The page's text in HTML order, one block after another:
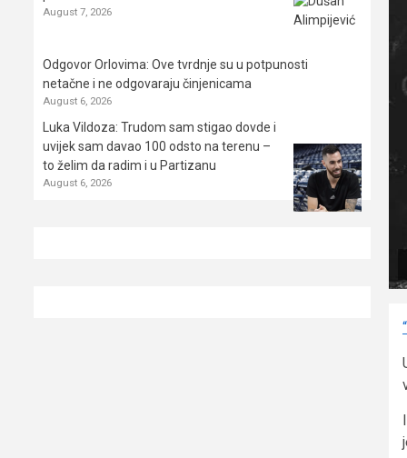
August 7, 2026
Odgovor Orlovima: ​Ove tvrdnje su u potpunosti
netačne i ne odgovaraju činjenicama
August 6, 2026
Luka Vildoza: Trudom sam stigao dovde i
uvijek sam davao 100 odsto na terenu –
to želim da radim i u Partizanu
August 6, 2026